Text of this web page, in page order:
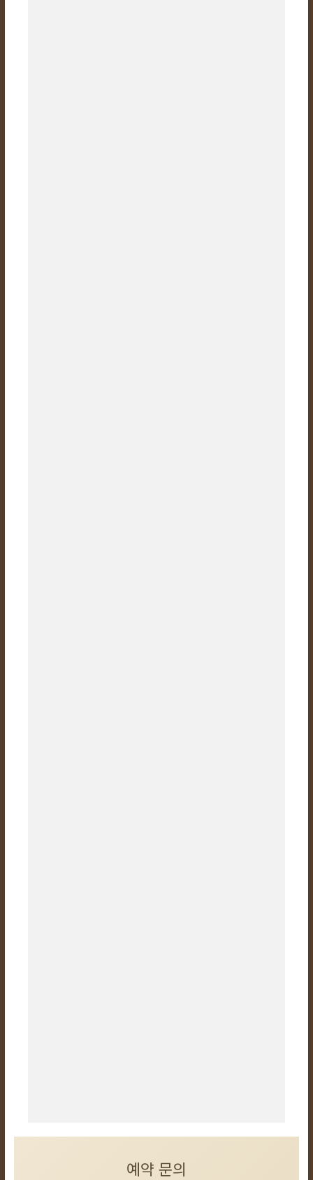
예약 문의